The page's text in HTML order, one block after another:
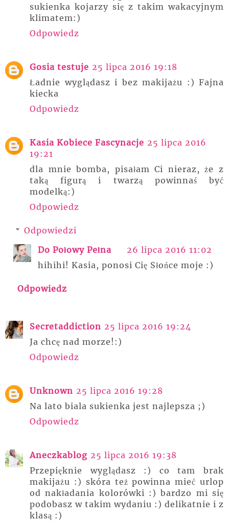
sukienka kojarzy się z takim wakacyjnym
klimatem:)
Odpowiedz
Gosia testuje 25 lipca 2016 19:18
Ładnie wyglądasz i bez makijażu :) Fajna
kiecka
Odpowiedz
Kasia Kobiece Fascynacje 25 lipca 2016
19:21
dla mnie bomba, pisałam Ci nieraz, że z
taką figurą i twarzą powinnaś być
modelką:)
Odpowiedz
Odpowiedzi
Do Połowy Pełna
26 lipca 2016 11:02
hihihi! Kasia, ponosi Cię Słońce moje :)
Odpowiedz
Secretaddiction 25 lipca 2016 19:24
Ja chcę nad morze!:)
Odpowiedz
Unknown 25 lipca 2016 19:28
Na lato biala sukienka jest najlepsza ;)
Odpowiedz
Aneczkablog 25 lipca 2016 19:38
Przepięknie wyglądasz :) co tam brak
makijażu :) skóra też powinna mieć urlop
od nakładania kolorówki :) bardzo mi się
podobasz w takim wydaniu :) delikatnie i z
klasą :)